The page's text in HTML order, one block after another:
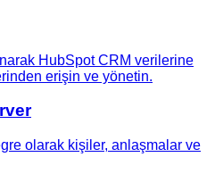
HubSpot CRM verilerine
erişin ve yönetin.
olarak kişiler, anlaşmalar ve